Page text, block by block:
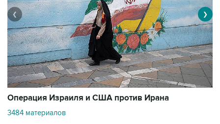
Операция Израиля и США против Ирана
3484 материалов
❮ ❯